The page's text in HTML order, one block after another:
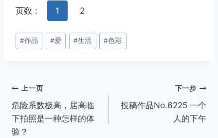
页数： 1 2
文
章
#作品 #爱 #生活 #色彩
文
章
导
上一页
危险系数极高，居高临
下拍照是一种怎样的体
验？
下一步
投稿作品No.6225 一个
人的下午